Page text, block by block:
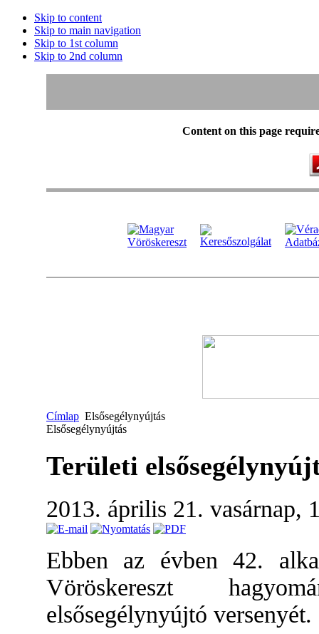
Skip to content
Skip to main navigation
Skip to 1st column
Skip to 2nd column
Content on this page
Címlap Elsősegélynyújtás
Elsősegélynyújtás
Területi
2013. április 21. vasárnap,
Ebben az évben 42.
Vöröskereszt
elsősegélynyújtó versenyét.